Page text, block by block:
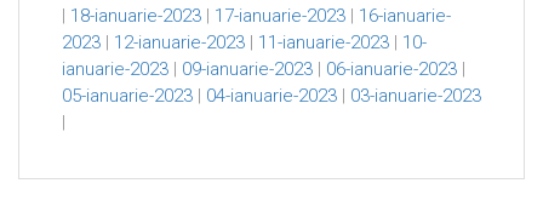
| 18-ianuarie-2023 | 17-ianuarie-2023 | 16-ianuarie-
2023 | 12-ianuarie-2023 | 11-ianuarie-2023 | 10-
ianuarie-2023 | 09-ianuarie-2023 | 06-ianuarie-2023 |
05-ianuarie-2023 | 04-ianuarie-2023 | 03-ianuarie-2023
|